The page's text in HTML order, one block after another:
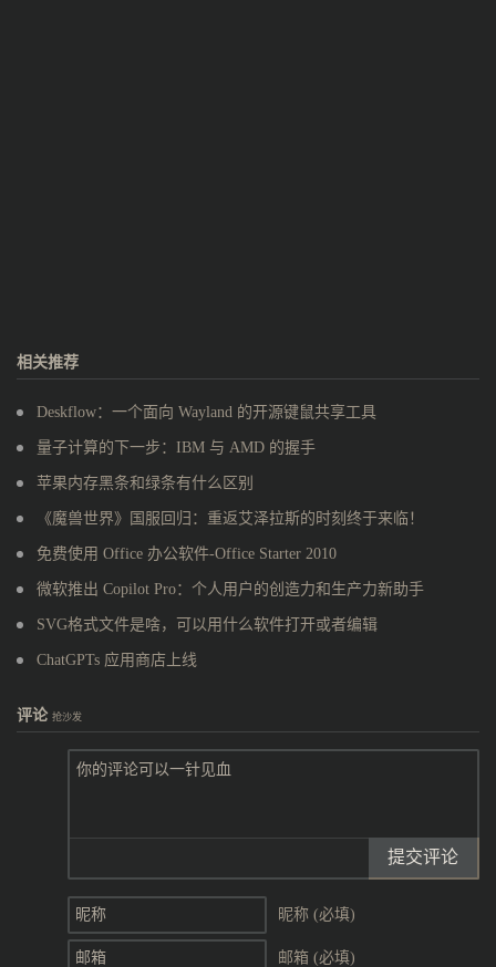
相关推荐
Deskflow：一个面向 Wayland 的开源键鼠共享工具
量子计算的下一步：IBM 与 AMD 的握手
苹果内存黑条和绿条有什么区别
《魔兽世界》国服回归：重返艾泽拉斯的时刻终于来临！
免费使用 Office 办公软件-Office Starter 2010
微软推出 Copilot Pro：个人用户的创造力和生产力新助手
SVG格式文件是啥，可以用什么软件打开或者编辑
ChatGPTs 应用商店上线
评论 抢沙发
提交评论
昵称 (必填)
邮箱 (必填)